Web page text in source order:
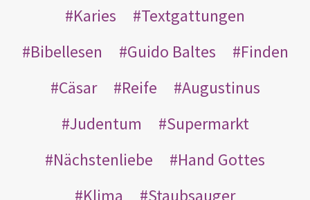
Karies
Textgattungen
Bibellesen
Guido Baltes
Finden
Cäsar
Reife
Augustinus
Judentum
Supermarkt
Nächstenliebe
Hand Gottes
Klima
Staubsauger